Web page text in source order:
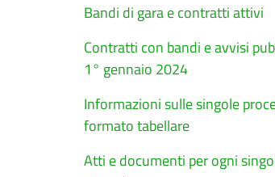
Bandi di gara e contratti attivi
Contratti con bandi e avvisi
1° gennaio 2024
Informazioni sulle singole
formato tabellare
Atti e documenti per ogni